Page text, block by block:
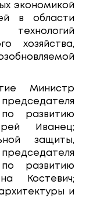
экономикой
в области
хозяйства,
Министр
развитию
Иванец;
защиты,
развитию
Костевич;
и